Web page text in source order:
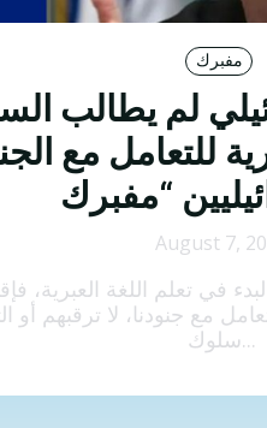
مفبرك
لم يطالب
للتعامل مع
August 7,
في تعلم اللغة العبرية،
مع جنودنا، لا ترقبهم أو
سلوك...